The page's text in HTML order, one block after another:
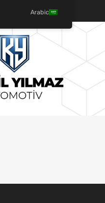
كميل يلماز
Arabic